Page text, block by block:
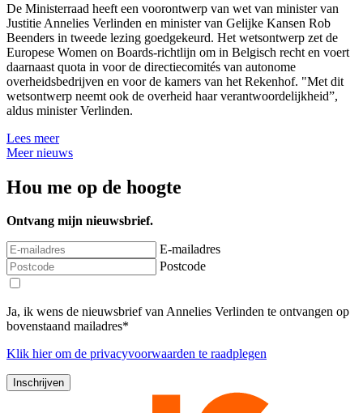
De Ministerraad heeft een voorontwerp van wet van minister van
Justitie Annelies Verlinden en minister van Gelijke Kansen Rob
Beenders in tweede lezing goedgekeurd. Het wetsontwerp zet de
Europese Women on Boards-richtlijn om in Belgisch recht en voert
daarnaast quota in voor de directiecomités van autonome
overheidsbedrijven en voor de kamers van het Rekenhof. "Met dit
wetsontwerp neemt ook de overheid haar verantwoordelijkheid”,
aldus minister Verlinden.
Lees meer
Meer nieuws
Hou me op de hoogte
Ontvang mijn nieuwsbrief.
E-mailadres
Postcode
Ja, ik wens de nieuwsbrief van Annelies Verlinden te ontvangen op
bovenstaand mailadres*
Klik hierom de privacyvoorwaarden te raadplegen